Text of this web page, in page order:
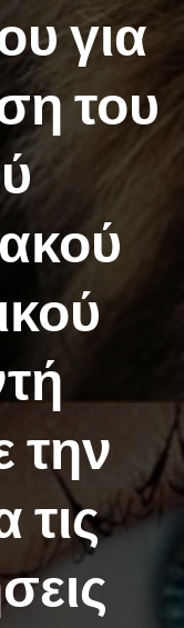
για
του
την